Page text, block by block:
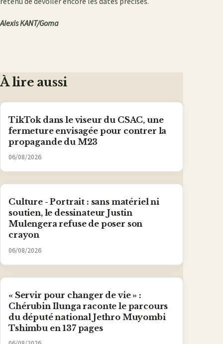
Alexis KANT/Goma
À lire aussi
TikTok dans le viseur du CSAC, une
fermeture envisagée pour contrer la
propagande du M23
06/08/2026
Culture - Portrait : sans matériel ni
soutien, le dessinateur Justin
Mulengera refuse de poser son
crayon
06/08/2026
« Servir pour changer de vie » :
Chérubin Ilunga raconte le parcours
du député national Jethro Muyombi
Tshimbu en 137 pages